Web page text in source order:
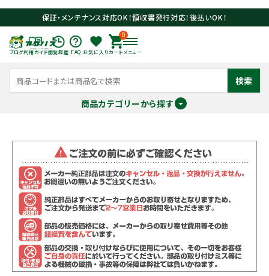
保証・メンテナンス対応OK！領収書発行対応！後払いOK！
ブログ利用ガイド閲覧履歴 FAQ お気に入り
0
カート メニュー
検索
商品カテゴリーから探す
ログイン person 会員登録
search